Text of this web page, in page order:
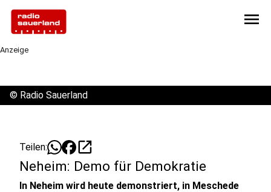
menu
Anzeige
© Radio Sauerland
Teilen: open_in_new
Neheim: Demo für Demokratie
In Neheim wird heute demonstriert, in Meschede